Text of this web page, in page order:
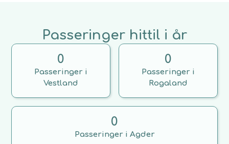
Passeringer hittil i år
0
Passeringer i
Vestland
0
Passeringer i
Rogaland
0
Passeringer i Agder